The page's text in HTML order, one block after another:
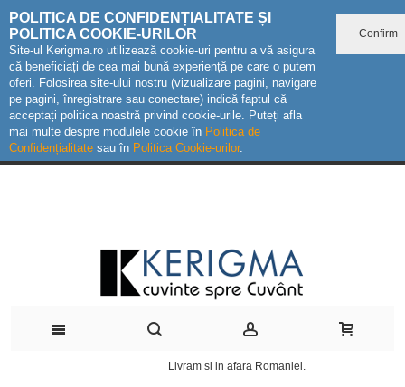
POLITICA DE CONFIDENȚIALITATE ȘI
POLITICA COOKIE-URILOR
Site-ul Kerigma.ro utilizează cookie-uri pentru a vă asigura
că beneficiați de cea mai bună experiență pe care o putem
oferi. Folosirea site-ului nostru (vizualizare pagini, navigare
pe pagini, înregistrare sau conectare) indică faptul că
acceptați politica noastră privind cookie-urile. Puteți afla
mai multe despre modulele cookie în Politica de
Confidențialitate sau în Politica Cookie-urilor.
Confirm
Livram si in afara Romaniei.